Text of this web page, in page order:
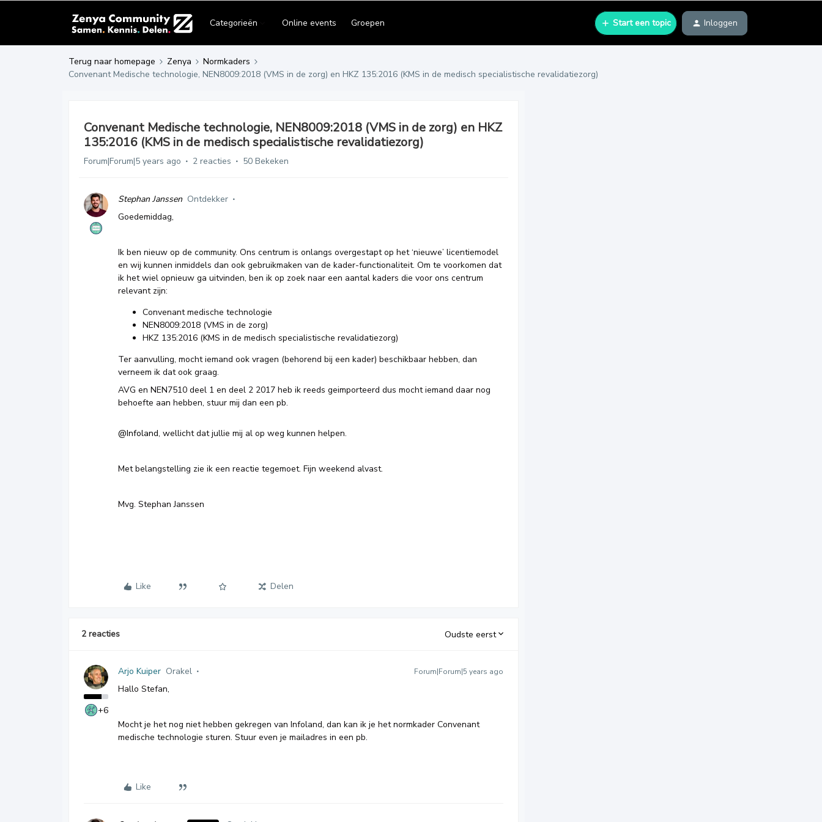
Categorieën Online events Groepen Start een topic Inloggen
Terug naar homepage Zenya
Normkaders
Convenant Medische technologie, NEN8009:2018 (VMS in de zorg) en HKZ 135:2016 (KMS in de medisch specialistische revalidatiezorg)
Convenant Medische technologie, NEN8009:2018 (VMS in de zorg) en HKZ
135:2016 (KMS in de medisch specialistische revalidatiezorg)
Forum|Forum|5 years ago 2 reacties 50 Bekeken
Stephan Janssen Ontdekker
Goedemiddag,
Ik ben nieuw op de community. Ons centrum is onlangs overgestapt op het ‘nieuwe’ licentiemodel
en wij kunnen inmiddels dan ook gebruikmaken van de kader-functionaliteit. Om te voorkomen dat
ik het wiel opnieuw ga uitvinden, ben ik op zoek naar een aantal kaders die voor ons centrum
relevant zijn:
Convenant medische technologie
NEN8009:2018 (VMS in de zorg)
HKZ 135:2016 (KMS in de medisch specialistische revalidatiezorg)
Ter aanvulling, mocht iemand ook vragen (behorend bij een kader) beschikbaar hebben, dan
verneem ik dat ook graag.
AVG en NEN7510 deel 1 en deel 2 2017 heb ik reeds geimporteerd dus mocht iemand daar nog
behoefte aan hebben, stuur mij dan een pb.
@Infoland, wellicht dat jullie mij al op weg kunnen helpen.
Met belangstelling zie ik een reactie tegemoet. Fijn weekend alvast.
Mvg. Stephan Janssen
Like Delen
2 reacties Oudste eerst
+6
Arjo Kuiper Orakel Forum|Forum|5 years ago
Hallo Stefan,
Mocht je het nog niet hebben gekregen van Infoland, dan kan ik je het normkader Convenant
medische technologie sturen. Stuur even je mailadres in een pb.
Like